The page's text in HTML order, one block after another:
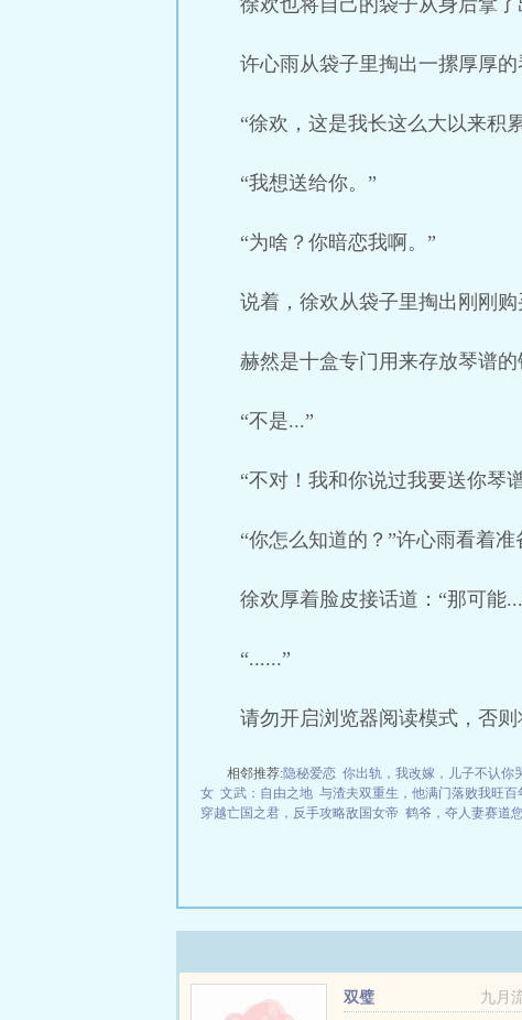
徐欢也将自己的袋子从身后拿了
许心雨从袋子里掏出一摞厚厚
“徐欢，这是我长这么大以来积
“我想送给你。”
“为啥？你暗恋我啊。”
说着，徐欢从袋子里掏出刚刚购
赫然是十盒专门用来存放琴谱的
“不是...”
“不对！我和你说过我要送你琴
“你怎么知道的？”许心雨看着
徐欢厚着脸皮接话道：“那可能
“......”
请勿开启浏览器阅读模式，否
相邻推荐:隐秘爱恋 你出轨，我改嫁，儿子不认你
女 文武：自由之地 与渣夫双重生，他满门落败我旺百
穿越亡国之君，反手攻略敌国女帝 鹤爷，夺人妻赛道
九月
双璧